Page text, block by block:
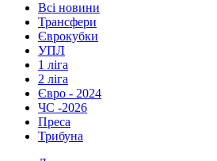
Всі новини
Трансфери
Єврокубки
УПЛ
1 ліга
2 ліга
Євро - 2024
ЧС -2026
Преса
Трибуна